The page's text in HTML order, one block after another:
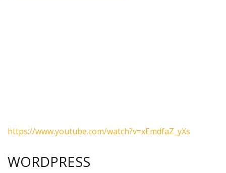
https://www.youtube.com/watch?v=xEmdfaZ_yXs
WORDPRESS